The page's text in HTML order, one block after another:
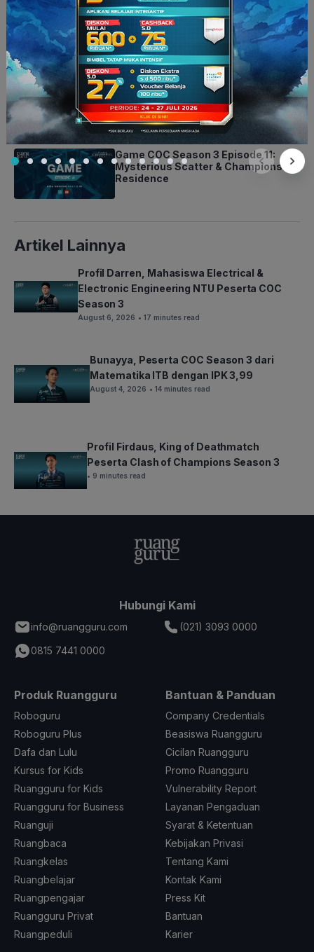
Bunayya, Peserta COC Season 3
dari Matematika ITB dengan IPK
3,99
Profil Firdaus, King of Deathmatch
Peserta Clash of Champions
Season 3
Game COC Season 3 Episode 11:
Mysterious Scatter & Champions
Residence
Artikel Lainnya
Profil Darren, Mahasiswa Electrical &
Electronic Engineering NTU Peserta COC
Season 3
August 6, 2026 • 17 minutes read
Bunayya, Peserta COC Season 3 dari
Matematika ITB dengan IPK 3,99
August 4, 2026 • 14 minutes read
Profil Firdaus, King of Deathmatch
Peserta Clash of Champions Season 3
• 9 minutes read
Hubungi Kami
info@ruangguru.com
(021) 3093 0000
0815 7441 0000
Produk Ruangguru
Roboguru
Roboguru Plus
Dafa dan Lulu
Kursus for Kids
Ruangguru for Kids
Ruangguru for Business
Ruanguji
Ruangbaca
Ruangkelas
Ruangbelajar
Ruangpengajar
Ruangguru Privat
Ruangpeduli
Bantuan & Panduan
Company Credentials
Beasiswa Ruangguru
Cicilan Ruangguru
Promo Ruangguru
Vulnerability Report
Layanan Pengaduan
Syarat & Ketentuan
Kebijakan Privasi
Tentang Kami
Kontak Kami
Press Kit
Bantuan
Karier